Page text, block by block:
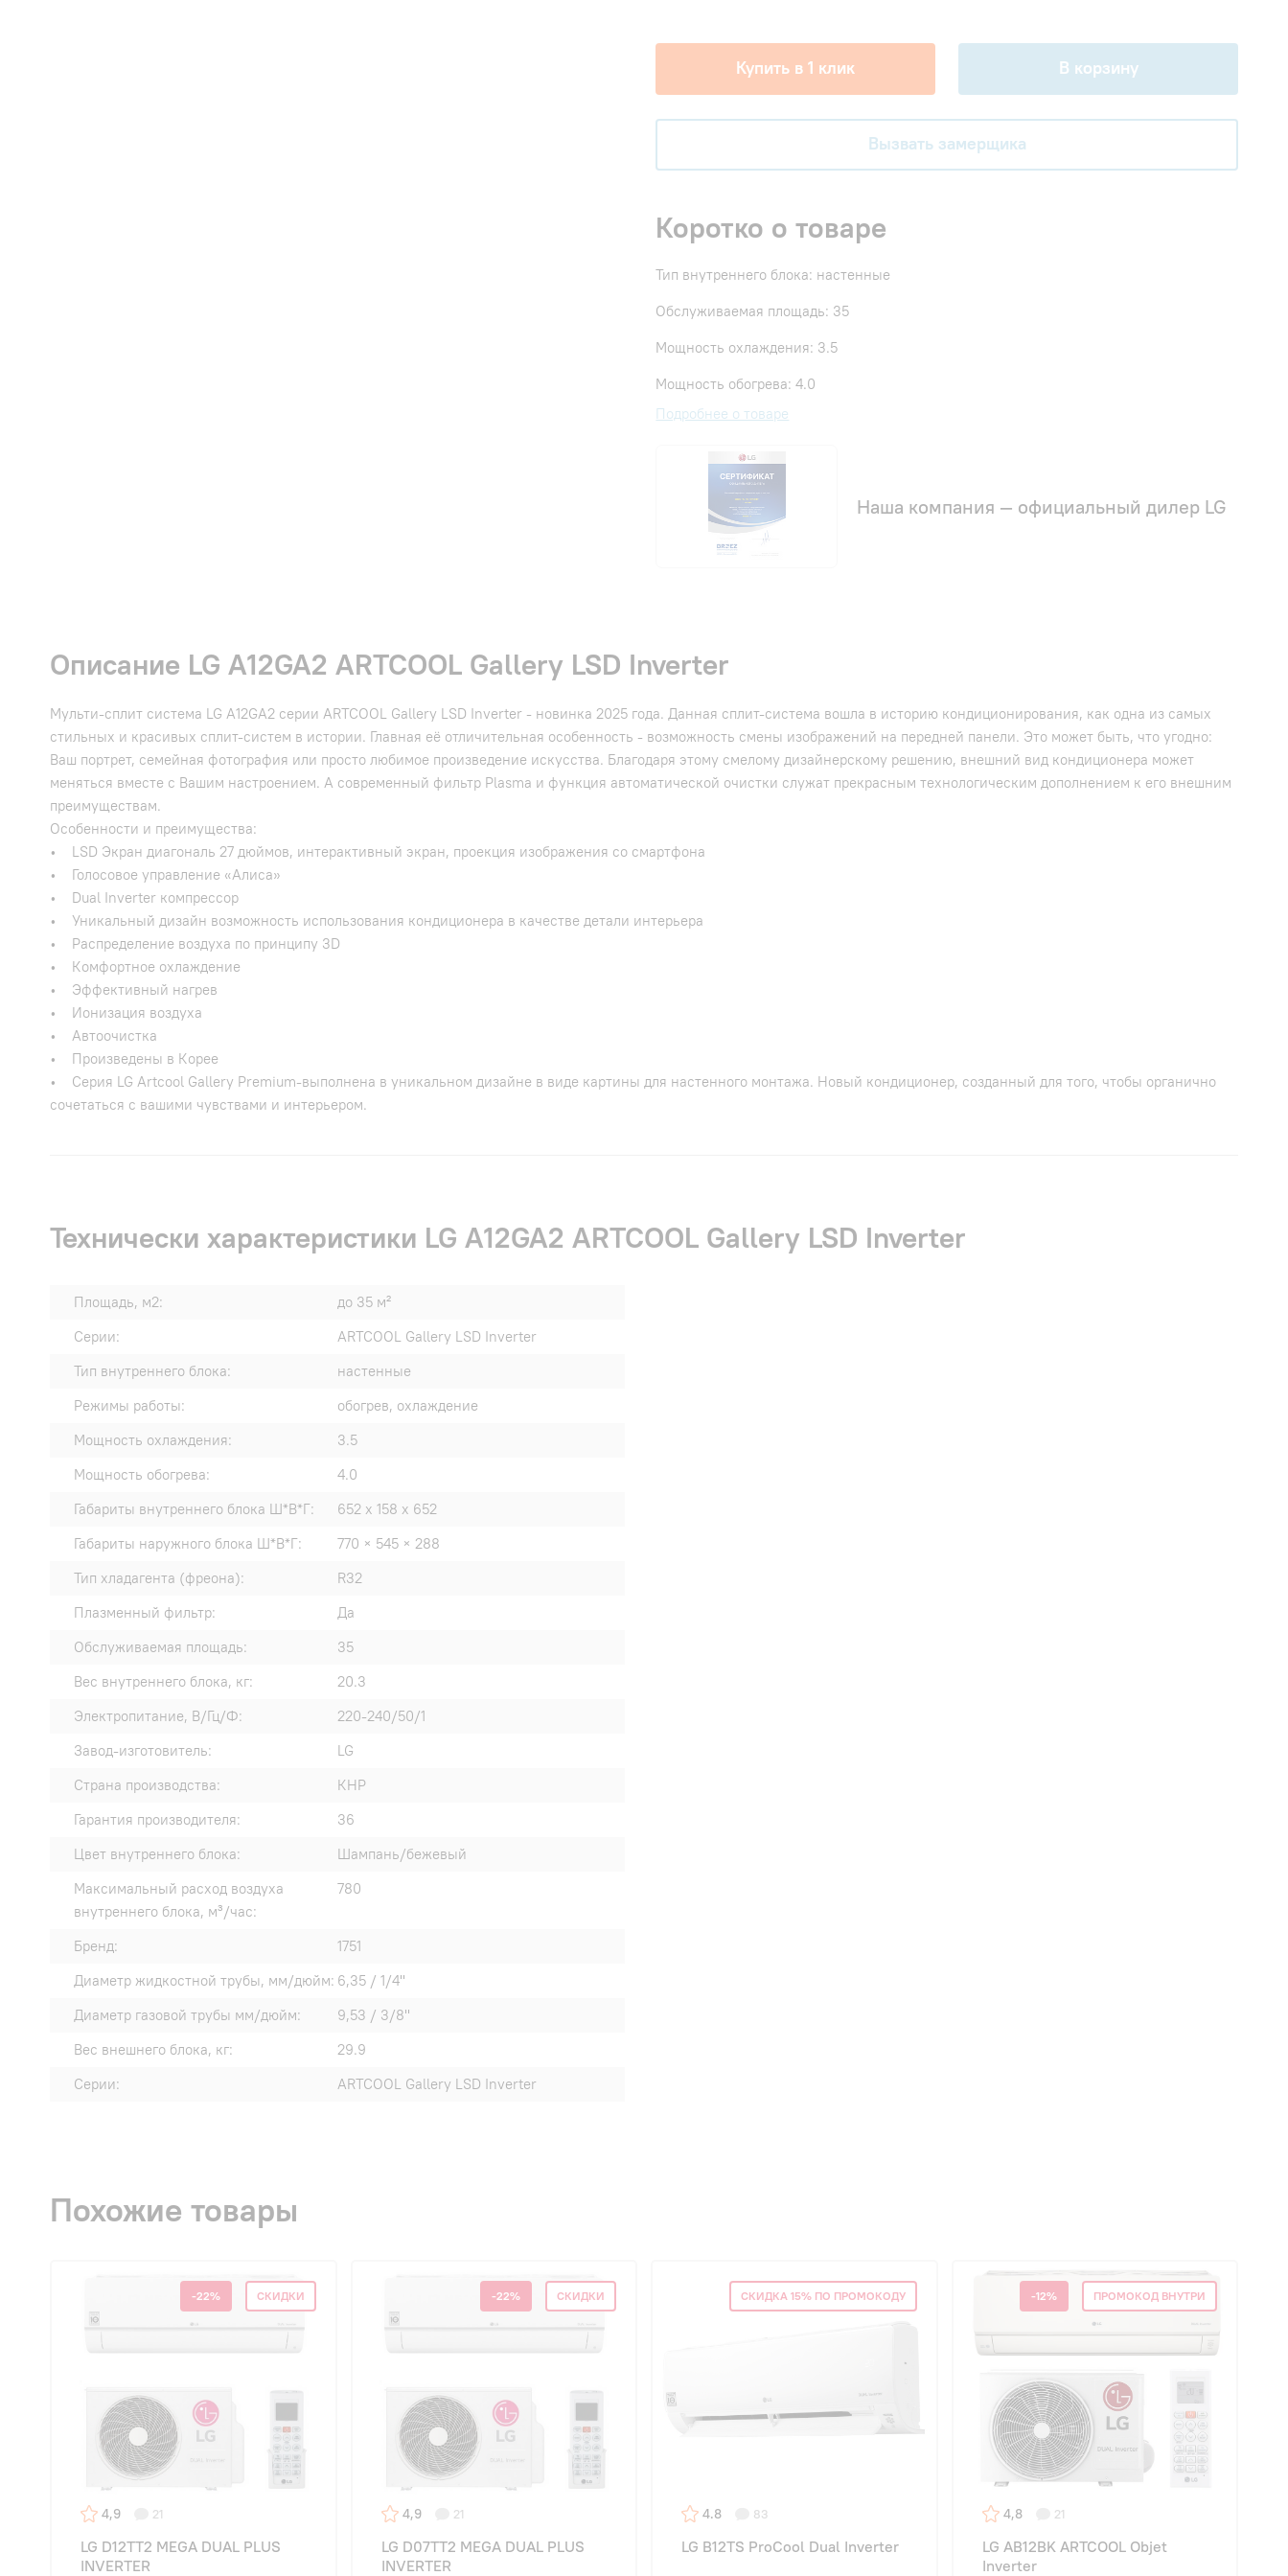
Купить в 1 клик В корзину
Вызвать замерщика
Коротко о товаре
Тип внутреннего блока: настенные
Обслуживаемая площадь: 35
Мощность охлаждения: 3.5
Мощность обогрева: 4.0
Подробнее о товаре
Наша компания — официальный дилер LG
Описание LG A12GA2 ARTCOOL Gallery LSD Inverter
Мульти-сплит система LG A12GA2 серии ARTCOOL Gallery LSD Inverter - новинка 2025 года. Данная сплит-система вошла в историю кондиционирования, как одна из самых
стильных и красивых сплит-систем в истории. Главная её отличительная особенность - возможность смены изображений на передней панели. Это может быть, что угодно:
Ваш портрет, семейная фотография или просто любимое произведение искусства. Благодаря этому смелому дизайнерскому решению, внешний вид кондиционера может
меняться вместе с Вашим настроением. А современный фильтр Plasma и функция автоматической очистки служат прекрасным технологическим дополнением к его внешним
преимуществам.
Особенности и преимущества:
• LSD Экран диагональ 27 дюймов, интерактивный экран, проекция изображения со смартфона
• Голосовое управление «Алиса»
• Dual Inverter компрессор
• Уникальный дизайн возможность использования кондиционера в качестве детали интерьера
• Распределение воздуха по принципу 3D
• Комфортное охлаждение
• Эффективный нагрев
• Ионизация воздуха
• Автоочистка
• Произведены в Корее
• Серия LG Artcool Gallery Premium-выполнена в уникальном дизайне в виде картины для настенного монтажа. Новый кондиционер, созданный для того, чтобы органично
сочетаться с вашими чувствами и интерьером.
Технически характеристики LG A12GA2 ARTCOOL Gallery LSD Inverter
Площадь, м2:
до 35 м²
Серии:
ARTCOOL Gallery LSD Inverter
Тип внутреннего блока:
настенные
Режимы работы:
обогрев, охлаждение
Мощность охлаждения:
3.5
Мощность обогрева:
4.0
Габариты внутреннего блока Ш*В*Г:
652 x 158 x 652
Габариты наружного блока Ш*В*Г:
770 × 545 × 288
Тип хладагента (фреона):
R32
Плазменный фильтр:
Да
Обслуживаемая площадь:
35
Вес внутреннего блока, кг:
20.3
Электропитание, В/Гц/Ф:
220-240/50/1
Завод-изготовитель:
LG
Страна производства:
КНР
Гарантия производителя:
36
Цвет внутреннего блока:
Шампань/бежевый
Максимальный расход воздуха
внутреннего блока, м³/час:
780
Бренд:
1751
Диаметр жидкостной трубы, мм/дюйм: 6,35 / 1/4"
Диаметр газовой трубы мм/дюйм:
9,53 / 3/8"
Вес внешнего блока, кг:
29.9
Серии:
ARTCOOL Gallery LSD Inverter
Похожие товары
-22% СКИДКИ
4,9 21
LG D12TT2 MEGA DUAL PLUS
INVERTER
-22% СКИДКИ
4,9 21
LG D07TT2 MEGA DUAL PLUS
INVERTER
СКИДКА 15% ПО ПРОМОКОДУ
4.8 83
LG B12TS ProCool Dual Inverter
-12% ПРОМОКОД ВНУТРИ
4,8 21
LG AB12BK ARTCOOL Objet
Inverter